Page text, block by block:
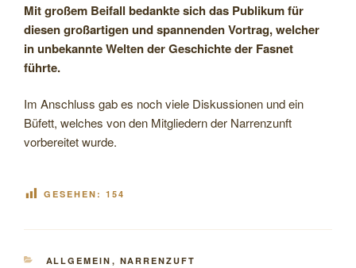
Mit großem Beifall bedankte sich das Publikum für
diesen großartigen und spannenden Vortrag, welcher
in unbekannte Welten der Geschichte der Fasnet
führte.
Im Anschluss gab es noch viele Diskussionen und ein
Büfett, welches von den Mitgliedern der Narrenzunft
vorbereitet wurde.
GESEHEN: 154
KATEGORIEN
ALLGEMEIN , NARRENZUFT